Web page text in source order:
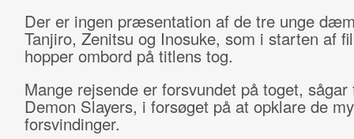
Der er ingen præsentation af de tre unge
Tanjiro, Zenitsu og Inosuke, som i starten af
hopper ombord på titlens tog.
Mange rejsende er forsvundet på toget, sågar
Demon Slayers, i forsøget på at opklare de
forsvindinger.